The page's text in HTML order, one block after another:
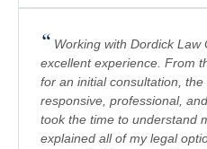
SCOOTER ACCIDENTS
SEXUAL ABUSE &
TRUCK ACCIDENTS
WRONGFUL DEATH
“ Working with Dordick
excellent experience. From
for an initial consultation,
responsive, professional,
took the time to understand
explained all of my legal